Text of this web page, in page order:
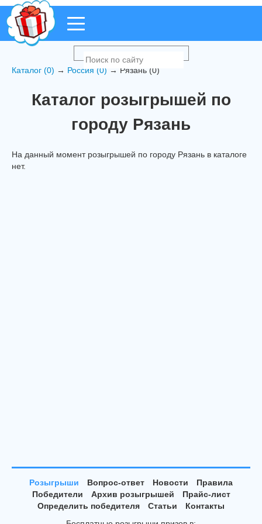
Каталог (0) → Россия (0) → Рязань (0)
Каталог розыгрышей по
городу Рязань
На данный момент розыгрышей по городу Рязань в каталоге
нет.
Розыгрыши Вопрос-ответ Новости
Правила
Победители
Архив розыгрышей
Прайс-лист
Определить победителя
Статьи
Контакты